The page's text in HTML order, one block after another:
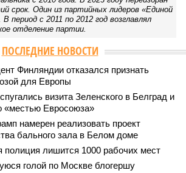
от уже сданного «Сказочного
«Станция Л» продолжают ждать от
начала реальной достройки
от уже сданного «Сказочного леса» пайщики ЖК
(изображение сгенерировано ИИ)